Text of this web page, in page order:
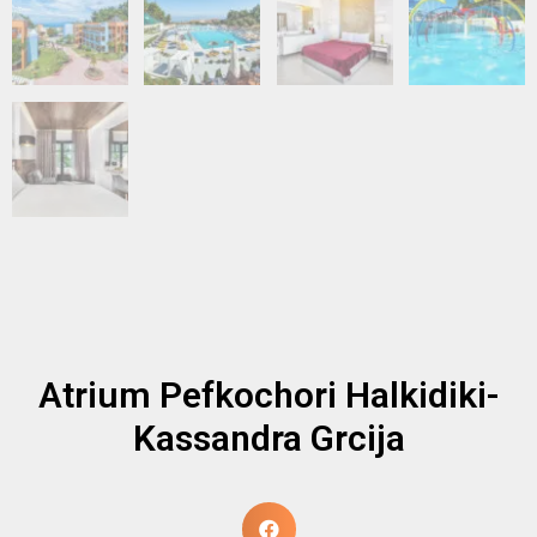
Atrium Pefkochori Halkidiki-
Kassandra Grcija